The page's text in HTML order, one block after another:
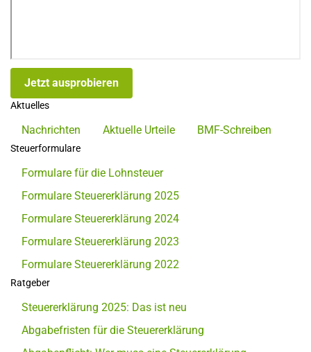
Jetzt ausprobieren
Aktuelles
Nachrichten Aktuelle Urteile BMF-Schreiben
Steuerformulare
Formulare für die Lohnsteuer
Formulare Steuererklärung 2025
Formulare Steuererklärung 2024
Formulare Steuererklärung 2023
Formulare Steuererklärung 2022
Ratgeber
Steuererklärung 2025: Das ist neu
Abgabefristen für die Steuererklärung